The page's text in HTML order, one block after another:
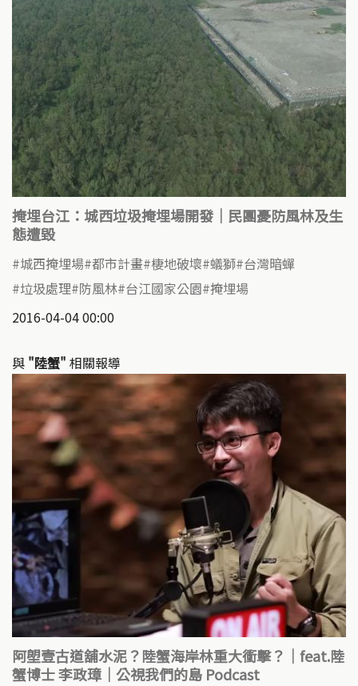
掩埋台江：城西垃圾掩埋場開發｜民團憂防風林及生
態遭毀
城西掩埋場 都市計畫 棲地破壞 蟻獅 台灣暗蟬
垃圾處理 防風林 台江國家公園 掩埋場
2016-04-04 00:00
與 "陸蟹" 相關報導
阿塱壹古道舖水泥？陸蟹海岸林重大衝擊？｜feat.陸
蟹博士 李政璋｜公視我們的島 Podcast